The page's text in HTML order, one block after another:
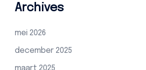
Archives
mei 2026
december 2025
maart 2025